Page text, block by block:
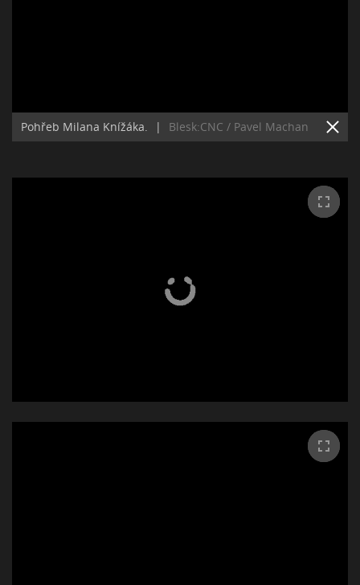
Pohřeb Milana Knížáka. | Blesk:CNC / Pavel Machan